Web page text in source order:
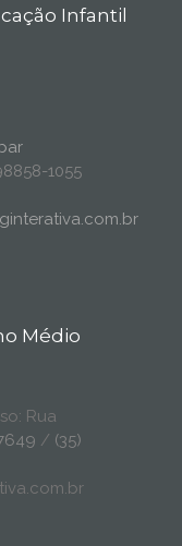
Infantil
1055
Médio
Rua
/ (35)